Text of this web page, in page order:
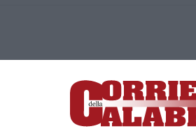
Lamezia Terme (CZ)
responsabile Paola Militano |Privacy